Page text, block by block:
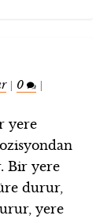
| 0 |
yere
Bir yere
durur,
yere